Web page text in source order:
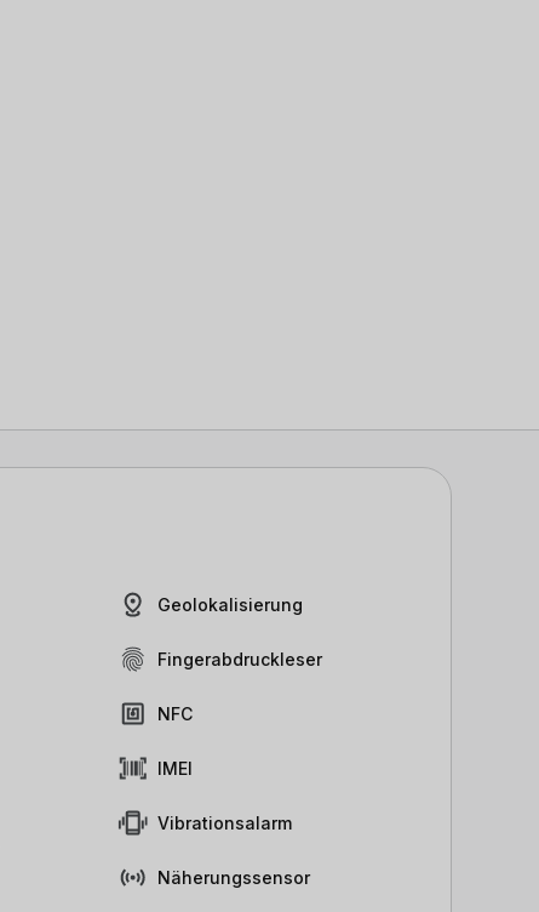
Geolokalisierung
Fingerabdruckleser
NFC
IMEI
Vibrationsalarm
Näherungssensor